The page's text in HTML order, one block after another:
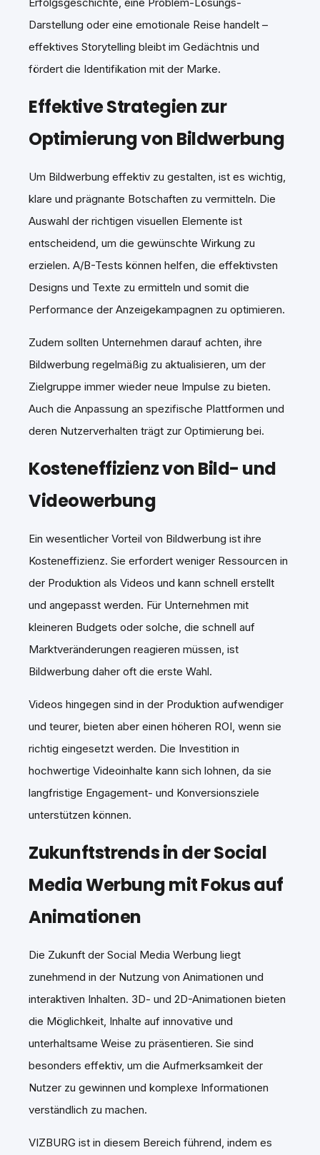
Darstellung oder eine emotionale Reise handelt –
effektives Storytelling bleibt im Gedächtnis und
fördert die Identifikation mit der Marke.
Effektive Strategien zur
Optimierung von Bildwerbung
Um Bildwerbung effektiv zu gestalten, ist es wichtig,
klare und prägnante Botschaften zu vermitteln. Die
Auswahl der richtigen visuellen Elemente ist
entscheidend, um die gewünschte Wirkung zu
erzielen. A/B-Tests können helfen, die effektivsten
Designs und Texte zu ermitteln und somit die
Performance der Anzeigekampagnen zu optimieren.
Zudem sollten Unternehmen darauf achten, ihre
Bildwerbung regelmäßig zu aktualisieren, um der
Zielgruppe immer wieder neue Impulse zu bieten.
Auch die Anpassung an spezifische Plattformen und
deren Nutzerverhalten trägt zur Optimierung bei.
Kosteneffizienz von Bild- und
Videowerbung
Ein wesentlicher Vorteil von Bildwerbung ist ihre
Kosteneffizienz. Sie erfordert weniger Ressourcen in
der Produktion als Videos und kann schnell erstellt
und angepasst werden. Für Unternehmen mit
kleineren Budgets oder solche, die schnell auf
Marktveränderungen reagieren müssen, ist
Bildwerbung daher oft die erste Wahl.
Videos hingegen sind in der Produktion aufwendiger
und teurer, bieten aber einen höheren ROI, wenn sie
richtig eingesetzt werden. Die Investition in
hochwertige Videoinhalte kann sich lohnen, da sie
langfristige Engagement- und Konversionsziele
unterstützen können.
Zukunftstrends in der Social
Media Werbung mit Fokus auf
Animationen
Die Zukunft der Social Media Werbung liegt
zunehmend in der Nutzung von Animationen und
interaktiven Inhalten. 3D- und 2D-Animationen bieten
die Möglichkeit, Inhalte auf innovative und
unterhaltsame Weise zu präsentieren. Sie sind
besonders effektiv, um die Aufmerksamkeit der
Nutzer zu gewinnen und komplexe Informationen
verständlich zu machen.
VIZBURG ist in diesem Bereich führend, indem es